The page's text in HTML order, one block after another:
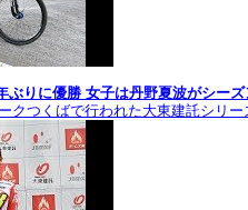
りに優勝 女子は丹野夏波がシーズ
クつくばで行われた大東建託シリ